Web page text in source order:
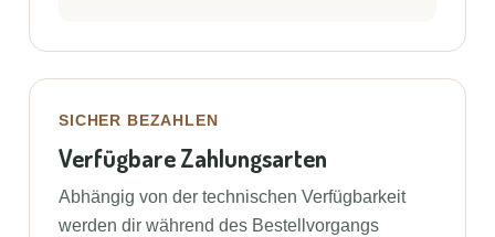
SICHER BEZAHLEN
Verfügbare Zahlungsarten
Abhängig von der technischen Verfügbarkeit
werden dir während des Bestellvorgangs